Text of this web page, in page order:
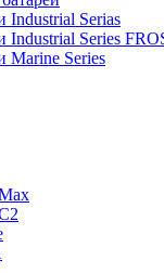
Industrial Serias
Industrial Series
Marine Series